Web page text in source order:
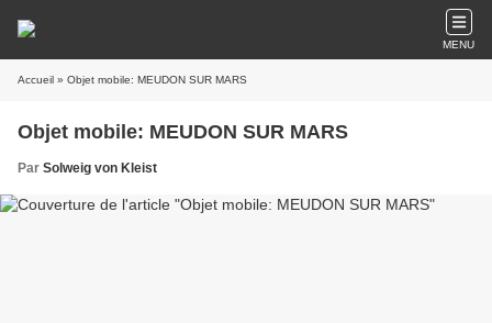
MENU
Accueil » Objet mobile: MEUDON SUR MARS
Objet mobile: MEUDON SUR MARS
Par Solweig von Kleist